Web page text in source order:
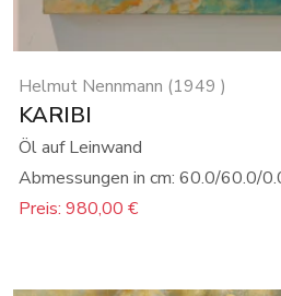
Helmut Nennmann (1949 )
KARIBI
Öl auf Leinwand
Abmessungen in cm: 60.0/60.0/
Preis: 980,00 €